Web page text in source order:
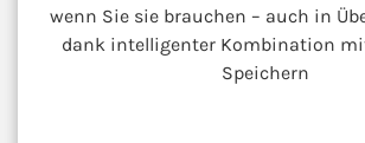
wenn Sie sie brauchen – auch in
dank intelligenter Kombination
Speichern